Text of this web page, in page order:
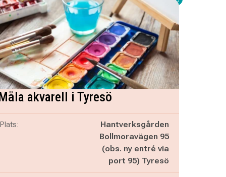
akvarell i Tyresö
Plats:
Hantverksgården
Bollmoravägen 95
(obs. ny entré via
port 95) Tyresö